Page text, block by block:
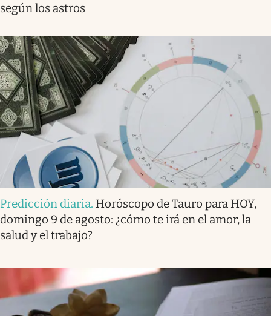
según los astros
Predicción diaria. Horóscopo de Tauro para HOY,
domingo 9 de agosto: ¿cómo te irá en el amor, la
salud y el trabajo?